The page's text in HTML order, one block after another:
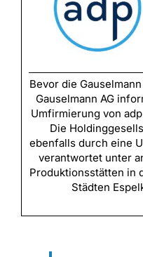
Bevor die
Gauselmann AG
Umfirmierung von
Die
ebenfalls durch eine
verantwortet unter
Produktionsstätten in
Städten